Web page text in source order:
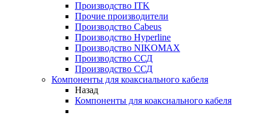
Производство ITK
Прочие производители
Производство Cabeus
Производство Hyperline
Производство NIKOMAX
Производство ССД
Производство ССД
Компоненты для коаксиального кабеля
Назад
Компоненты для коаксиального кабеля